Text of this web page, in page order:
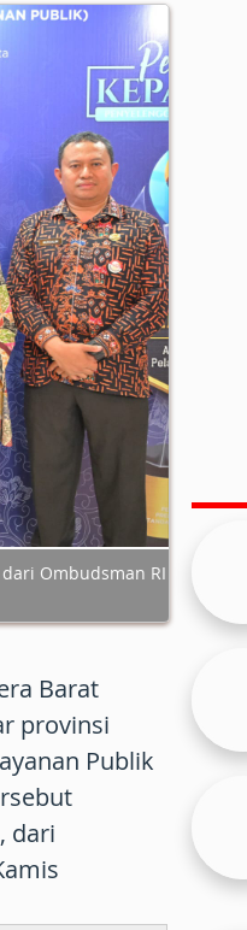
Ombudsman RI
Barat
provinsi
Publik
dari